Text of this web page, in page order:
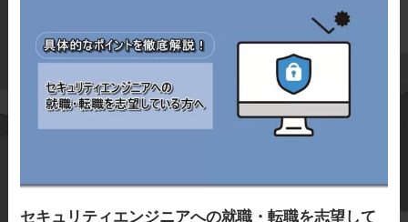
セキュリティエンジニアへの就職・転職を志望して